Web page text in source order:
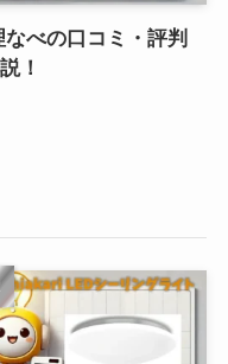
べの口コミ・評判
！